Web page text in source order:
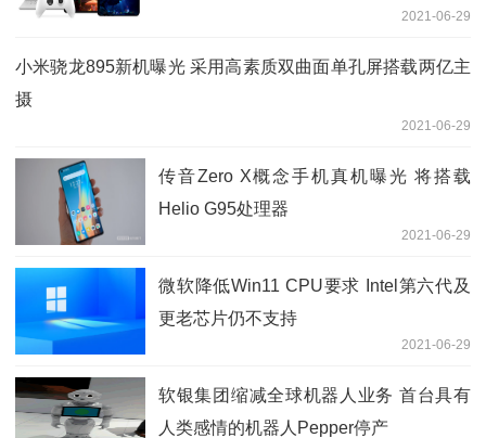
2021-06-29
小米骁龙895新机曝光 采用高素质双曲面单孔屏搭载两亿主
摄
2021-06-29
传音Zero X概念手机真机曝光 将搭载
Helio G95处理器
2021-06-29
微软降低Win11 CPU要求 Intel第六代及
更老芯片仍不支持
2021-06-29
软银集团缩减全球机器人业务 首台具有
人类感情的机器人Pepper停产